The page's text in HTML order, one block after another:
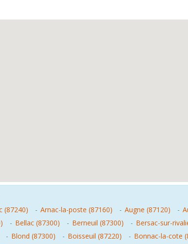
(87240) - Arnac-la-poste (87160) - Augne (87120) -
- Bellac (87300) - Berneuil (87300) - Bersac-sur-
- Blond (87300) - Boisseuil (87220) - Bonnac-la-cote